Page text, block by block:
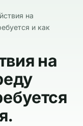
на
и как
на